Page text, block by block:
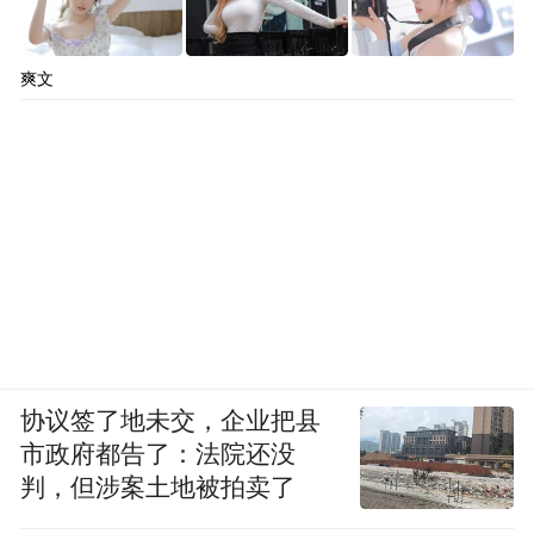
爽文
协议签了地未交，企业把县
市政府都告了：法院还没
判，但涉案土地被拍卖了